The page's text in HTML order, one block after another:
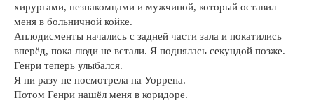
хирургами, незнакомцами и мужчиной, который оставил
меня в больничной койке.
Аплодисменты начались с задней части зала и покатились
вперёд, пока люди не встали. Я поднялась секундой позже.
Генри теперь улыбался.
Я ни разу не посмотрела на Уоррена.
Потом Генри нашёл меня в коридоре.